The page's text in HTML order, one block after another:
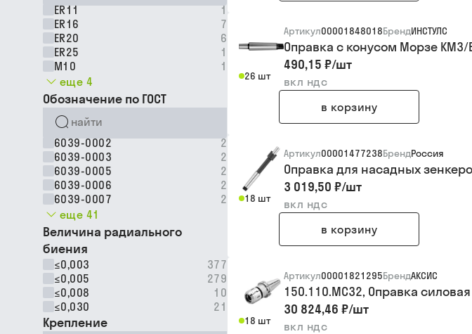
ER11
1
ER16
7
ER20
6
ER25
1
M10
1
еще 4
Обозначение по ГОСТ
6039-0002
2
6039-0003
2
6039-0005
2
6039-0006
2
6039-0007
2
еще 41
Величина радиального
биения
≤0,003
377
≤0,005
279
≤0,008
10
≤0,030
21
Крепление
26 шт
Артикул00001848018БрендИНСТУЛС
Оправка с конусом Морзе КМ3/
490,15 ₽/шт
вкл ндс
в корзину
18 шт
Артикул00001477238БрендРоссия
Оправка для насадных
3 019,50 ₽/шт
вкл ндс
в корзину
18 шт
Артикул00001821295БрендАКСИС
150.110.MC32, Оправка
30 824,46 ₽/шт
вкл ндс